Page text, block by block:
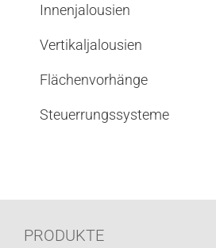
Innenjalousien
Vertikaljalousien
Flächenvorhänge
Steuerrungssysteme
PRODUKTE